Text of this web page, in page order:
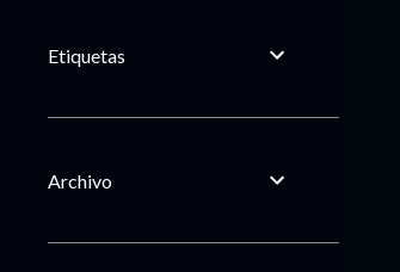
Etiquetas
Archivo